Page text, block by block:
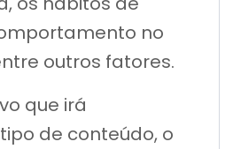
no
outros fatores.
que irá
de conteúdo, o